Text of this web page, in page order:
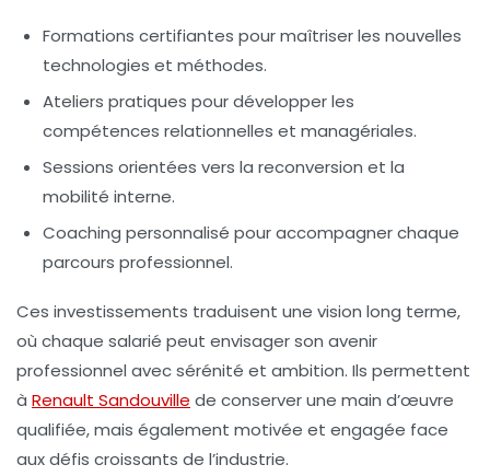
Formations certifiantes pour maîtriser les nouvelles
technologies et méthodes.
Ateliers pratiques pour développer les
compétences relationnelles et managériales.
Sessions orientées vers la reconversion et la
mobilité interne.
Coaching personnalisé pour accompagner chaque
parcours professionnel.
Ces investissements traduisent une vision long terme,
où chaque salarié peut envisager son avenir
professionnel avec sérénité et ambition. Ils permettent
à Renault Sandouville de conserver une main d’œuvre
qualifiée, mais également motivée et engagée face
aux défis croissants de l’industrie.